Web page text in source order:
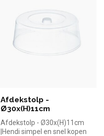
Afdekstolp -
Ø30x(H)11cm
Afdekstolp - Ø30x(H)11cm
|Hendi simpel en snel kopen